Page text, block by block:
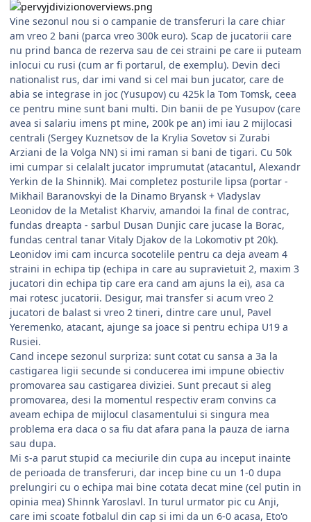
Vine sezonul nou si o campanie de transferuri la care chiar
am vreo 2 bani (parca vreo 300k euro). Scap de jucatorii care
nu prind banca de rezerva sau de cei straini pe care ii puteam
inlocui cu rusi (cum ar fi portarul, de exemplu). Devin deci
nationalist rus, dar imi vand si cel mai bun jucator, care de
abia se integrase in joc (Yusupov) cu 425k la Tom Tomsk, ceea
ce pentru mine sunt bani multi. Din banii de pe Yusupov (care
avea si salariu imens pt mine, 200k pe an) imi iau 2 mijlocasi
centrali (Sergey Kuznetsov de la Krylia Sovetov si Zurabi
Arziani de la Volga NN) si imi raman si bani de tigari. Cu 50k
imi cumpar si celalalt jucator imprumutat (atacantul, Alexandr
Yerkin de la Shinnik). Mai completez posturile lipsa (portar -
Mikhail Baranovskyi de la Dinamo Bryansk + Vladyslav
Leonidov de la Metalist Kharviv, amandoi la final de contrac,
fundas dreapta - sarbul Dusan Dunjic care jucase la Borac,
fundas central tanar Vitaly Djakov de la Lokomotiv pt 20k).
Leonidov imi cam incurca socotelile pentru ca deja aveam 4
straini in echipa tip (echipa in care au supravietuit 2, maxim 3
jucatori din echipa tip care era cand am ajuns la ei), asa ca
mai rotesc jucatorii. Desigur, mai transfer si acum vreo 2
jucatori de balast si vreo 2 tineri, dintre care unul, Pavel
Yeremenko, atacant, ajunge sa joace si pentru echipa U19 a
Rusiei.
Cand incepe sezonul surpriza: sunt cotat cu sansa a 3a la
castigarea ligii secunde si conducerea imi impune obiectiv
promovarea sau castigarea diviziei. Sunt precaut si aleg
promovarea, desi la momentul respectiv eram convins ca
aveam echipa de mijlocul clasamentului si singura mea
problema era daca o sa fiu dat afara pana la pauza de iarna
sau dupa.
Mi s-a parut stupid ca meciurile din cupa au inceput inainte
de perioada de transferuri, dar incep bine cu un 1-0 dupa
prelungiri cu o echipa mai bine cotata decat mine (cel putin in
opinia mea) Shinnk Yaroslavl. In turul urmator pic cu Anji,
care imi scoate fotbalul din cap si imi da un 6-0 acasa, Eto'o